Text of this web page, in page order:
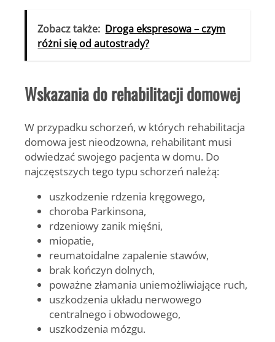
Zobacz także: Droga ekspresowa – czym
różni się od autostrady?
Wskazania do rehabilitacji domowej
W przypadku schorzeń, w których rehabilitacja
domowa jest nieodzowna, rehabilitant musi
odwiedzać swojego pacjenta w domu. Do
najczęstszych tego typu schorzeń należą:
uszkodzenie rdzenia kręgowego,
choroba Parkinsona,
rdzeniowy zanik mięśni,
miopatie,
reumatoidalne zapalenie stawów,
brak kończyn dolnych,
poważne złamania uniemożliwiające ruch,
uszkodzenia układu nerwowego
centralnego i obwodowego,
uszkodzenia mózgu.